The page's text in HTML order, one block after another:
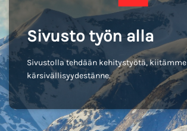
Sivusto työn alla
Sivustolla tehdään kehitystyötä, kiitämme
kärsivällisyydestänne.